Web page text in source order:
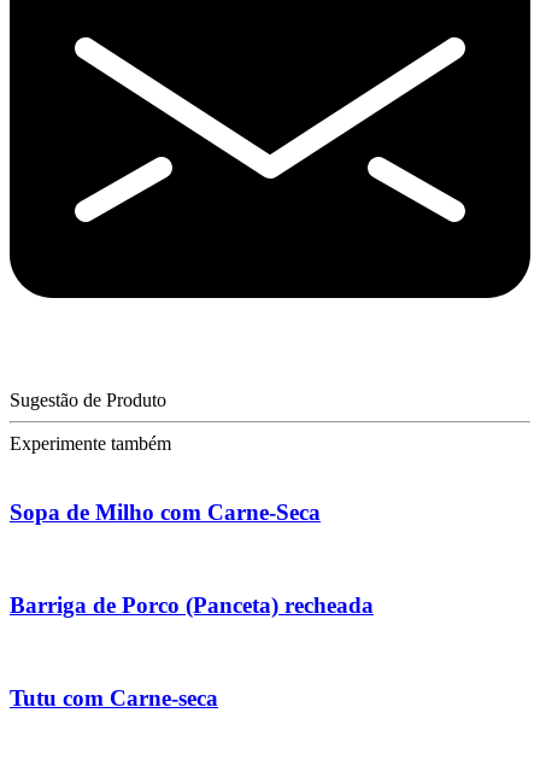
Sugestão de Produto
Experimente também
Sopa de Milho com Carne-Seca
Barriga de Porco (Panceta) recheada
Tutu com Carne-seca